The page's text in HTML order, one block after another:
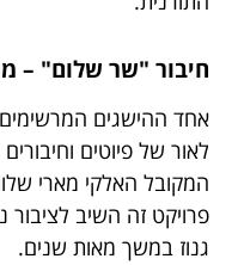
חיבור "שר שלום" –
אחד ההישגים
לאור של פיוטים
המקובל האלקי מארי
פרויקט זה השיב לציבור
גנוז במשך מאות שנים.